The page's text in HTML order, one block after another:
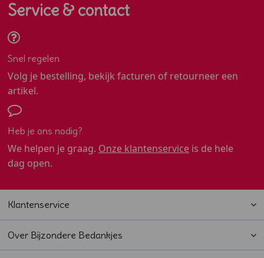
Service & contact
Snel regelen
Volg je bestelling, bekijk facturen of retourneer een
artikel.
Heb je ons nodig?
We helpen je graag. Onze klantenserviceis de hele
dag open.
Klantenservice
Over Bijzondere Bedankjes